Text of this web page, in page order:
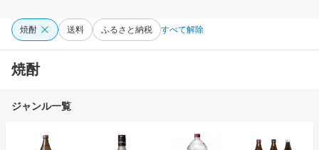
焼酎 送料 ふるさと納税 すべて解除
焼酎
ジャンル一覧